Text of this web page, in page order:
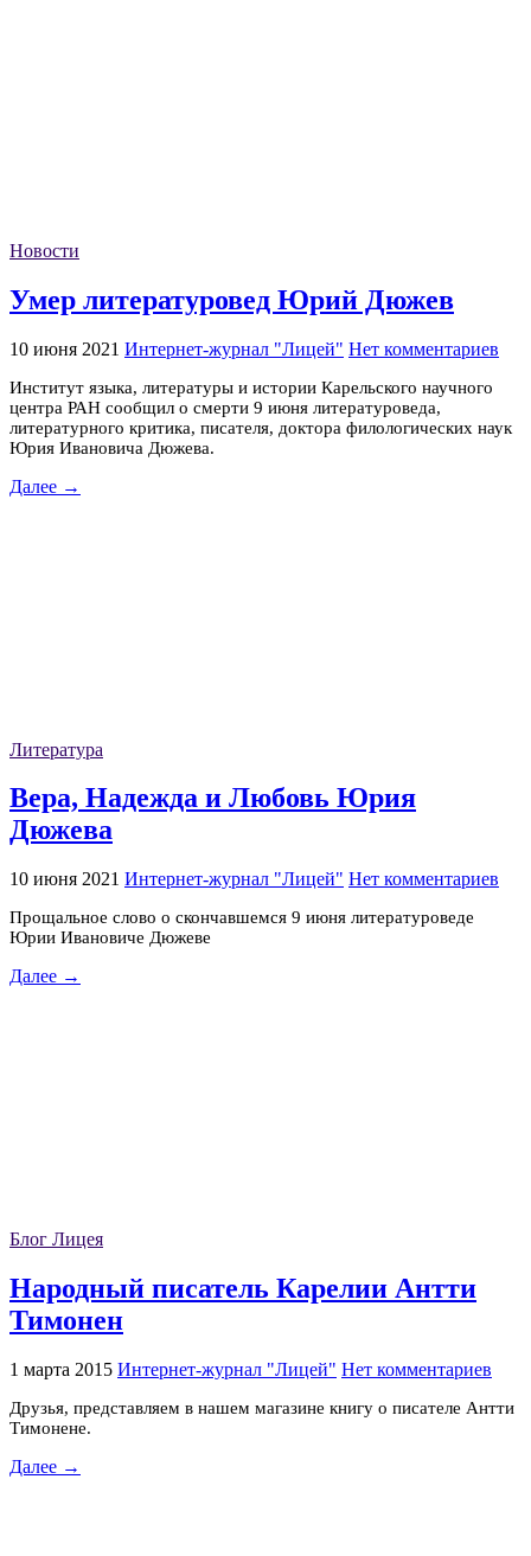
Новости
Умер литературовед Юрий Дюжев
10 июня 2021 Интернет-журнал "Лицей" Нет комментариев
Институт языка, литературы и истории Карельского научного
центра РАН сообщил о смерти 9 июня литературоведа,
литературного критика, писателя, доктора филологических наук
Юрия Ивановича Дюжева.
Далее →
Литература
Вера, Надежда и Любовь Юрия
Дюжева
10 июня 2021 Интернет-журнал "Лицей" Нет комментариев
Прощальное слово о скончавшемся 9 июня литературоведе
Юрии Ивановиче Дюжеве
Далее →
Блог Лицея
Народный писатель Карелии Антти
Тимонен
1 марта 2015 Интернет-журнал "Лицей" Нет комментариев
Друзья, представляем в нашем магазине книгу о писателе Антти
Тимонене.
Далее →